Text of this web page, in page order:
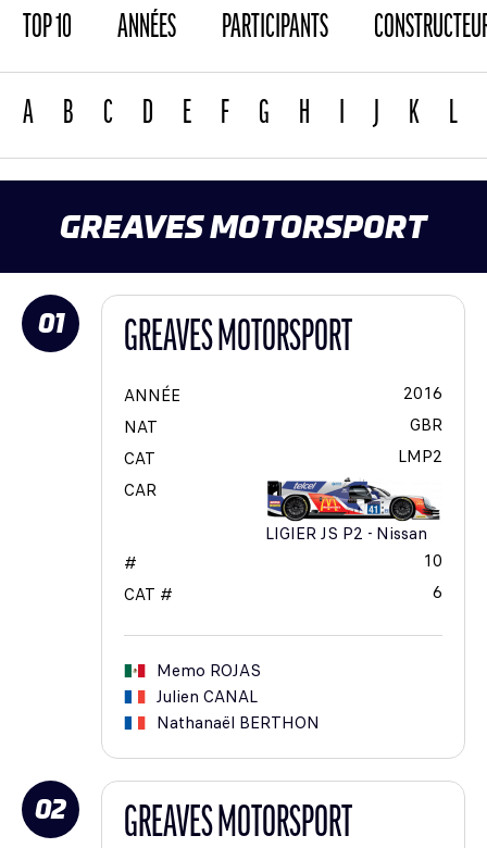
TOP 10 ANNÉES PARTICIPANTS
A B C D E F G H I J K L
GREAVES MOTORSPORT
01 GREAVES MOTORSPORT
ANNÉE
2016
NAT
GBR
CAT
LMP2
CAR
LIGIER JS P2 - Nissan
#
10
CAT #
6
Memo ROJAS
Julien CANAL
Nathanaël BERTHON
02 GREAVES MOTORSPORT